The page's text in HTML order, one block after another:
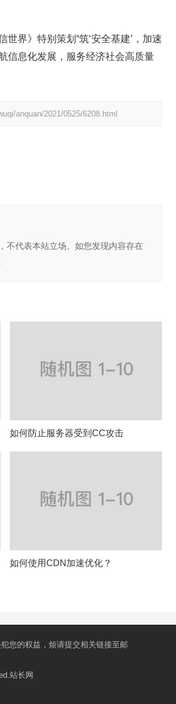
界》特别策划“筑‘安全基建’，加速
信息化发展，服务经济社会高质量
anquan/2021/0525/6208.html
不代表本站立场。如您发现内容存在
如何防止服务器受到CC攻击
如何使用CDN加速优化？
您的权益，烦请提交相关链接至邮
站长网